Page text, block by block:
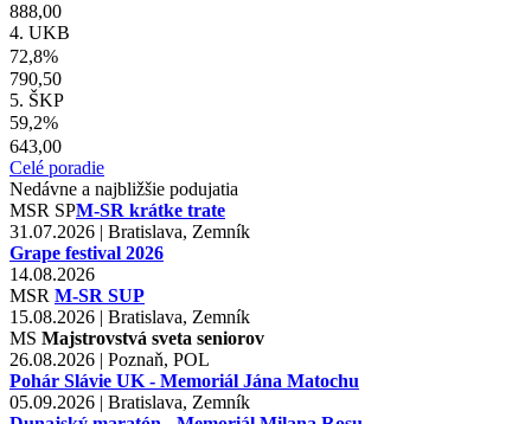
888,00
4. UKB
72,8%
790,50
5. ŠKP
59,2%
643,00
Celé poradie
Nedávne a najbližšie podujatia
MSR SPM-SR krátke trate
31.07.2026 | Bratislava, Zemník
Grape festival 2026
14.08.2026
MSR M-SR SUP
15.08.2026 | Bratislava, Zemník
MS Majstrovstvá sveta seniorov
26.08.2026 | Poznaň, POL
Pohár Slávie UK - Memoriál Jána Matochu
05.09.2026 | Bratislava, Zemník